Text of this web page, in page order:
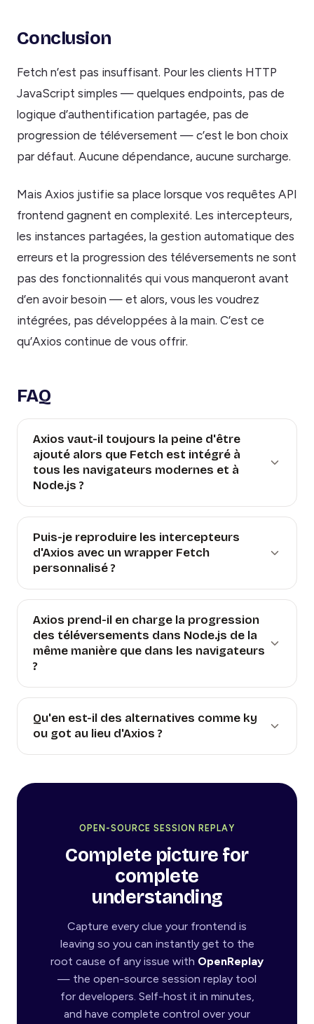
Conclusion
Fetch n’est pas insuffisant. Pour les clients HTTP
JavaScript simples — quelques endpoints, pas de
logique d’authentification partagée, pas de
progression de téléversement — c’est le bon choix
par défaut. Aucune dépendance, aucune surcharge.
Mais Axios justifie sa place lorsque vos requêtes API
frontend gagnent en complexité. Les intercepteurs,
les instances partagées, la gestion automatique des
erreurs et la progression des téléversements ne sont
pas des fonctionnalités qui vous manqueront avant
d’en avoir besoin — et alors, vous les voudrez
intégrées, pas développées à la main. C’est ce
qu’Axios continue de vous offrir.
FAQ
Axios vaut-il toujours la peine d'être
ajouté alors que Fetch est intégré à
tous les navigateurs modernes et à
Node.js ?
Puis-je reproduire les intercepteurs
d'Axios avec un wrapper Fetch
personnalisé ?
Axios prend-il en charge la progression
des téléversements dans Node.js de la
même manière que dans les navigateurs
?
Qu'en est-il des alternatives comme ky
ou got au lieu d'Axios ?
OPEN-SOURCE SESSION REPLAY
Complete picture for
complete
understanding
Capture every clue your frontend is
leaving so you can instantly get to the
root cause of any issue with OpenReplay
— the open-source session replay tool
for developers. Self-host it in minutes,
and have complete control over your